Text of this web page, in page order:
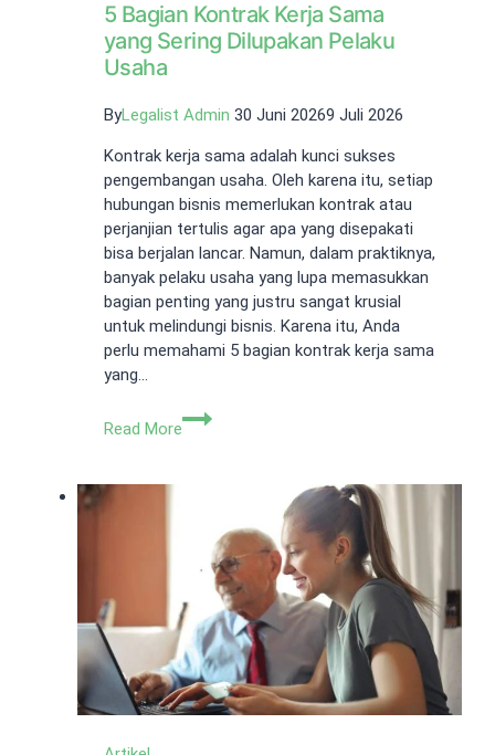
5 Bagian Kontrak Kerja Sama
yang Sering Dilupakan Pelaku
Usaha
ByLegalist Admin 30 Juni 20269 Juli 2026
Kontrak kerja sama adalah kunci sukses
pengembangan usaha. Oleh karena itu, setiap
hubungan bisnis memerlukan kontrak atau
perjanjian tertulis agar apa yang disepakati
bisa berjalan lancar. Namun, dalam praktiknya,
banyak pelaku usaha yang lupa memasukkan
bagian penting yang justru sangat krusial
untuk melindungi bisnis. Karena itu, Anda
perlu memahami 5 bagian kontrak kerja sama
yang…
Read More
5
Sering
Dilupakan
Pelaku
Usaha